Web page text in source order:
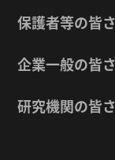
保護者等の皆
企業一般の皆
研究機関の皆